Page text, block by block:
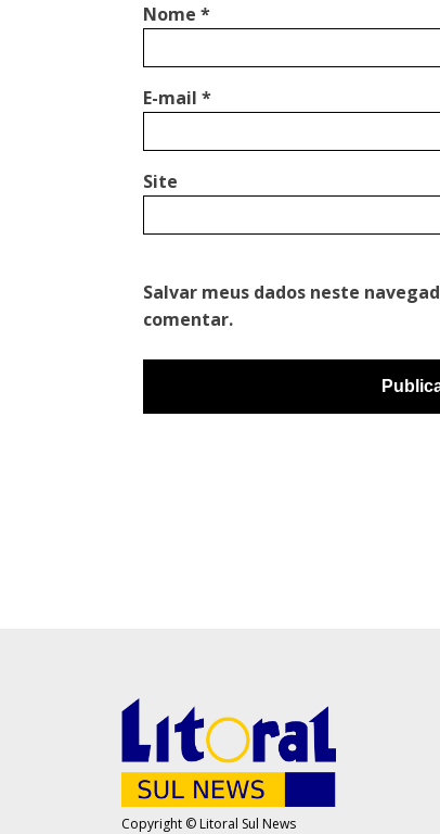
Nome *
E-mail *
Site
Salvar meus dados neste
comentar.
Copyright © Litoral Sul News